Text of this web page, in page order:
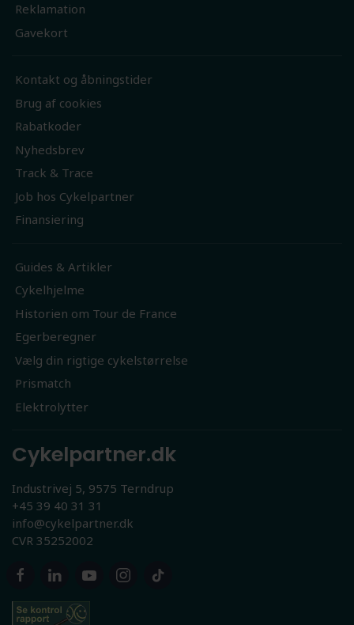
Reklamation
Gavekort
Kontakt og åbningstider
Brug af cookies
Rabatkoder
Nyhedsbrev
Track & Trace
Job hos Cykelpartner
Finansiering
Guides & Artikler
Cykelhjelme
Historien om Tour de France
Egerberegner
Vælg din rigtige cykelstørrelse
Prismatch
Elektrolytter
Cykelpartner.dk
Industrivej 5, 9575 Terndrup
+45 39 40 31 31
info@cykelpartner.dk
CVR 35252002